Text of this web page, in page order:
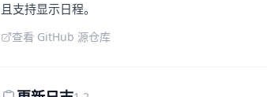
且支持显示日程。
查看 GitHub 源仓库